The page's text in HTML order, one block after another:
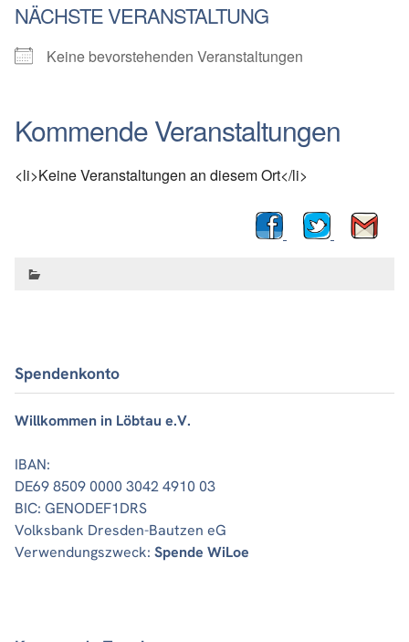
NÄCHSTE VERANSTALTUNG
Keine bevorstehenden Veranstaltungen
Kommende Veranstaltungen
<li>Keine Veranstaltungen an diesem Ort</li>
Spendenkonto
Willkommen in Löbtau e.V.
IBAN:
DE69 8509 0000 3042 4910 03
BIC: GENODEF1DRS
Volksbank Dresden-Bautzen eG
Verwendungszweck: Spende WiLoe